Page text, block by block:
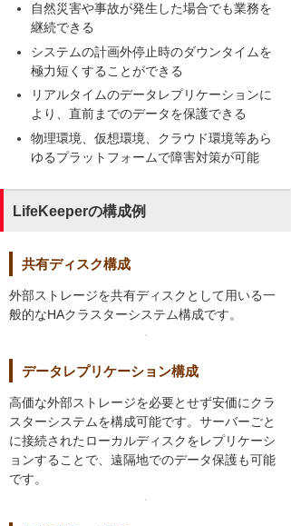
自然災害や事故が発生した場合でも業務を
継続できる
システムの計画外停止時のダウンタイムを
極力短くすることができる
リアルタイムのデータレプリケーションに
より、直前までのデータを保護できる
物理環境、仮想環境、クラウド環境等あら
ゆるプラットフォームで障害対策が可能
LifeKeeperの構成例
共有ディスク構成
外部ストレージを共有ディスクとして用いる一
般的なHAクラスターシステム構成です。
データレプリケーション構成
高価な外部ストレージを必要とせず安価にクラ
スターシステムを構成可能です。サーバーごと
に接続されたローカルディスクをレプリケーシ
ョンすることで、遠隔地でのデータ保護も可能
です。